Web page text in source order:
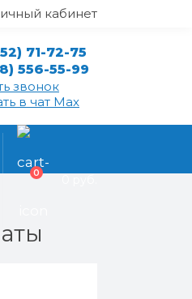
кабинет
71-72-75
556-55-99
звонок
в чат Max
0